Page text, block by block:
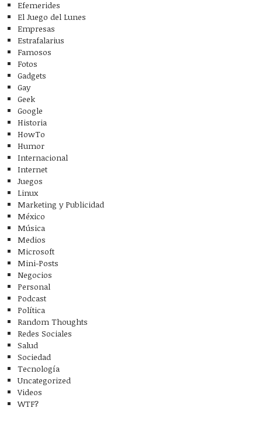
Efemerides
El Juego del Lunes
Empresas
Estrafalarius
Famosos
Fotos
Gadgets
Gay
Geek
Google
Historia
HowTo
Humor
Internacional
Internet
Juegos
Linux
Marketing y Publicidad
México
Música
Medios
Microsoft
Mini-Posts
Negocios
Personal
Podcast
Política
Random Thoughts
Redes Sociales
Salud
Sociedad
Tecnología
Uncategorized
Videos
WTF?